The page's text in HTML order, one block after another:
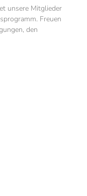
unsere Mitglieder
Freuen
den